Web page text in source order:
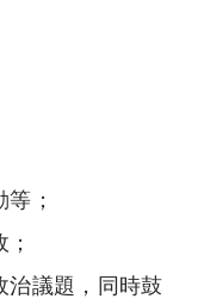
；
治議題，同時鼓